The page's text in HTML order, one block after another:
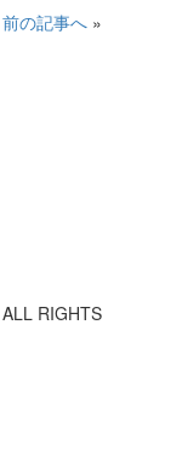
前の記事へ »
RIGHTS